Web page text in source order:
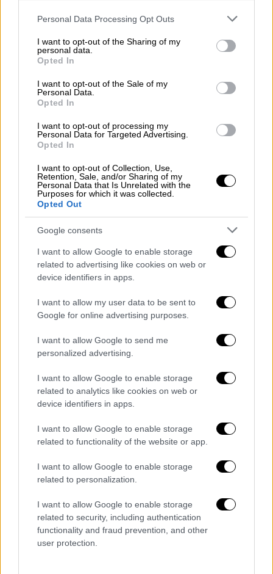
Please note that this website/app uses one or more Google
not limited to your visit or usage behaviour. You may click to
grant or deny consent to Google and its third-party tags to
use your data for below specified purposes in below Google
consent section.
Personal Data Processing Opt Outs
I want to opt-out of the Sharing of my
personal data.
Opted In
I want to opt-out of the Sale of my
Personal Data.
Opted In
I want to opt-out of processing my
Personal Data for Targeted Advertising.
Opted In
I want to opt-out of Collection, Use,
Retention, Sale, and/or Sharing of my
Personal Data that Is Unrelated with the
Purposes for which it was collected.
Opted Out
Google consents
I want to allow Google to enable storage
related to advertising like cookies on web or
device identifiers in apps.
I want to allow my user data to be sent to
Google for online advertising purposes.
I want to allow Google to send me
personalized advertising.
I want to allow Google to enable storage
related to analytics like cookies on web or
device identifiers in apps.
I want to allow Google to enable storage
related to functionality of the website or app.
I want to allow Google to enable storage
related to personalization.
I want to allow Google to enable storage
related to security, including authentication
functionality and fraud prevention, and other
user protection.
Οικονομία|25.08.2025 08:40
Νέα μέτρα στο τραπέζι: Προς
κατάργηση η προσωπική διαφορά –
Αυξάνονται οι δικαιούχοι για το
επίδομα 250 ευρώ
Οικονομία
Επίδομα 100 ευρώ: Πότε πιστώνεται
στους λογαριασμούς των δικαιούχων
– Τι ισχύει
Η υπουργός Κοινωνικής Συνοχής και
Οικογένειας, Δόμνα Μιχαηλίδου, ανακοίνωσε
πληρωμή του επιδόματος
γίνει σήμερα Δευτέρα, 1 Σεπτεμβρίου, με τα
σενάρια που ήθελαν το επίδομα
λίγο πριν από τη ΔΕΘ 2025 να
επιβεβαιώνονται.
«Θα δοθεί η εντολή από το υπουργείο και τη
Δευτέρα 1 Σεπτεμβρίουθα γίνει η πληρωμή»,
χρήματα που θα πιστωθούν στους
και θα είναι διαθέσιμα στο ΑΤΜ, είναι
ακατάσχετα, αφορολόγητα και δεν
συμψηφίζονται με οποιοδήποτε χρέος προς
το Δημόσιο.
Διαβάστε ακόμη